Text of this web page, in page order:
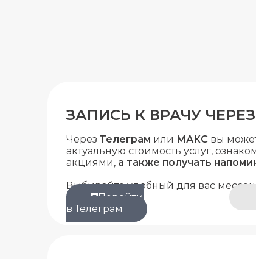
ЗАПИСЬ К ВРАЧУ
Через Телеграм или МАКС вы
актуальную стоимость услуг,
акциями, а также получать
Выбирайте удобный для вас
Перейти
в Телеграм